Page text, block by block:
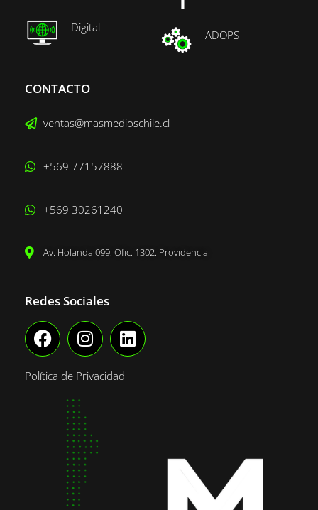
Digital
ADOPS
CONTACTO
ventas@masmedioschile.cl
+569 77157888
+569 30261240
Av. Holanda 099, Ofic. 1302. Providencia
Redes Sociales
Política de Privacidad